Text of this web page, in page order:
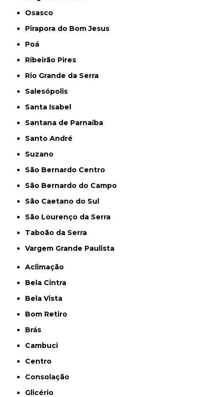
Osasco
Pirapora do Bom Jesus
Poá
Ribeirão Pires
Rio Grande da Serra
Salesópolis
Santa Isabel
Santana de Parnaíba
Santo André
Suzano
São Bernardo Centro
São Bernardo do Campo
São Caetano do Sul
São Lourenço da Serra
Taboão da Serra
Vargem Grande Paulista
Aclimação
Bela Cintra
Bela Vista
Bom Retiro
Brás
Cambuci
Centro
Consolação
Glicério